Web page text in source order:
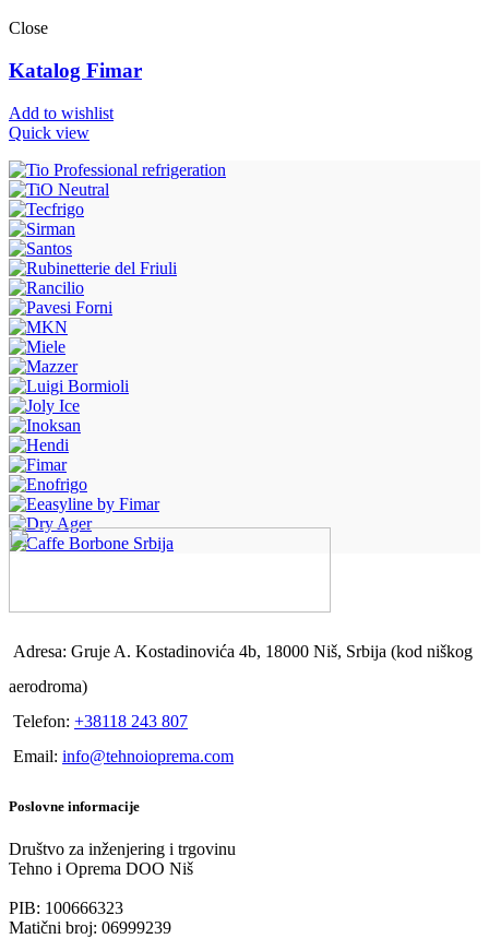
Close
Katalog Fimar
Add to wishlist
Quick view
Adresa: Gruje A. Kostadinovića 4b, 18000 Niš, Srbija (kod niškog
aerodroma)
Telefon: +38118 243 807
Email: info@tehnoioprema.com
Poslovne informacije
Društvo za inženjering i trgovinu
Tehno i Oprema DOO Niš
PIB: 100666323
Matični broj: 06999239